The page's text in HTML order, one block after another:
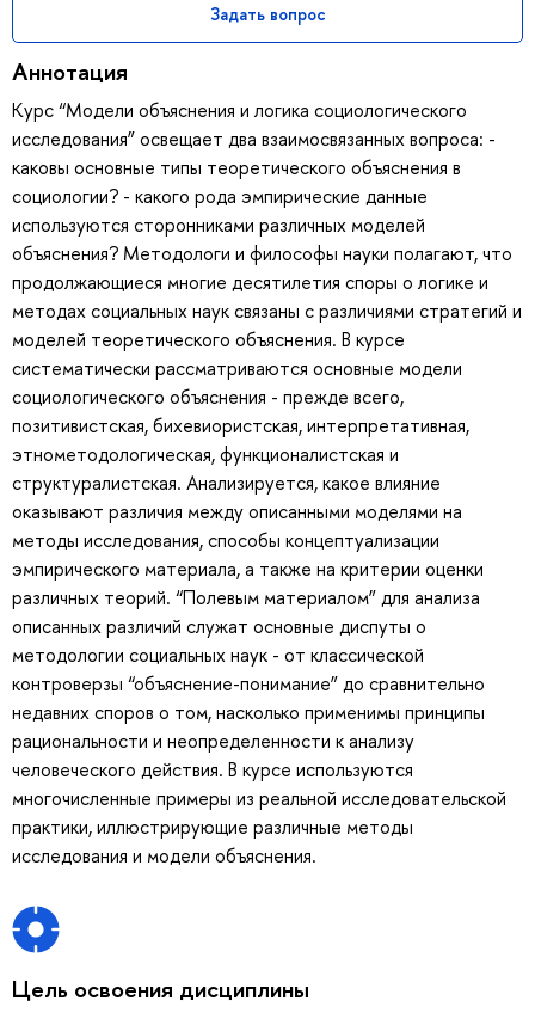
Задать вопрос
Аннотация
Курс “Модели объяснения и логика социологического
исследования” освещает два взаимосвязанных вопроса: -
каковы основные типы теоретического объяснения в
социологии? - какого рода эмпирические данные
используются сторонниками различных моделей
объяснения? Методологи и философы науки полагают, что
продолжающиеся многие десятилетия споры о логике и
методах социальных наук связаны с различиями стратегий и
моделей теоретического объяснения. В курсе
систематически рассматриваются основные модели
социологического объяснения - прежде всего,
позитивистская, бихевиористская, интерпретативная,
этнометодологическая, функционалистская и
структуралистская. Анализируется, какое влияние
оказывают различия между описанными моделями на
методы исследования, способы концептуализации
эмпирического материала, а также на критерии оценки
различных теорий. “Полевым материалом” для анализа
описанных различий служат основные диспуты о
методологии социальных наук - от классической
контроверзы “объяснение-понимание” до сравнительно
недавних споров о том, насколько применимы принципы
рациональности и неопределенности к анализу
человеческого действия. В курсе используются
многочисленные примеры из реальной исследовательской
практики, иллюстрирующие различные методы
исследования и модели объяснения.
Цель освоения дисциплины